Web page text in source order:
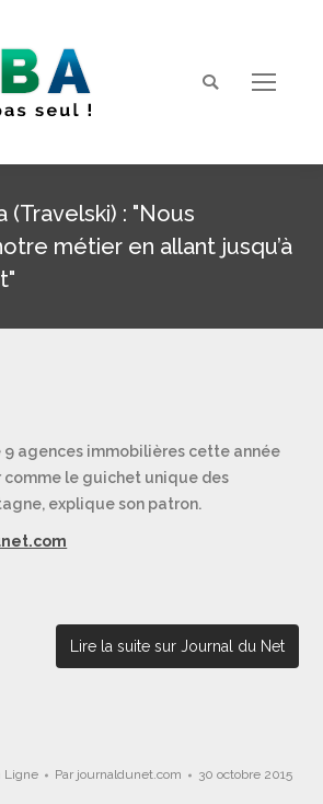
Search:
(Travelski) : "Nous
métier en allant jusqu’à
9 agences immobilières cette année
comme le guichet unique des
explique son patron.
Lire la suite sur Journal du Net
Ligne Par journaldunet.com 30 octobre 2015